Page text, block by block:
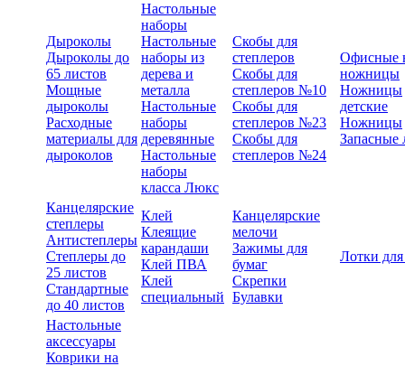
Дыроколы
Дыроколы до
65 листов
Мощные
дыроколы
Расходные
материалы для
дыроколов
Настольные
наборы
Настольные
наборы из
дерева и
металла
Настольные
наборы
деревянные
Настольные
наборы
класса Люкс
Скобы для
степлеров
Скобы для
степлеров №10
Скобы для
степлеров №23
Скобы для
степлеров №24
Офисные
ножницы
Ножницы
детские
Ножницы
Запасные
Канцелярские
степлеры
Антистеплеры
Степлеры до
25 листов
Стандартные
до 40 листов
Клей
Клеящие
карандаши
Клей ПВА
Клей
специальный
Канцелярские
мелочи
Зажимы для
бумаг
Скрепки
Булавки
Лотки
Настольные
аксессуары
Коврики на